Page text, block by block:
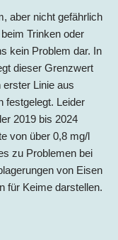
aber nicht gefährlich
Trinken oder
kein Problem dar. In
dieser Grenzwert
Linie aus
festgelegt. Leider
2019 bis 2024
von über 0,8 mg/l
zu Problemen bei
von Eisen
für Keime darstellen.